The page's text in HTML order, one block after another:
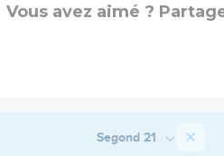
Vous avez aimé ?
Segond 21